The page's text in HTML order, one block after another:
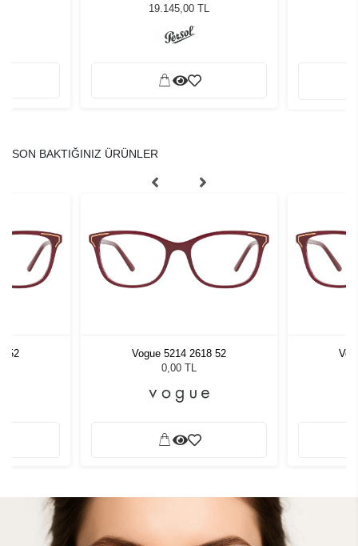
Güneş Gözlüğü
19.145,00 TL
SON BAKTIĞINIZ ÜRÜNLER
52
Vogue 5214 2618 52
0,00 TL